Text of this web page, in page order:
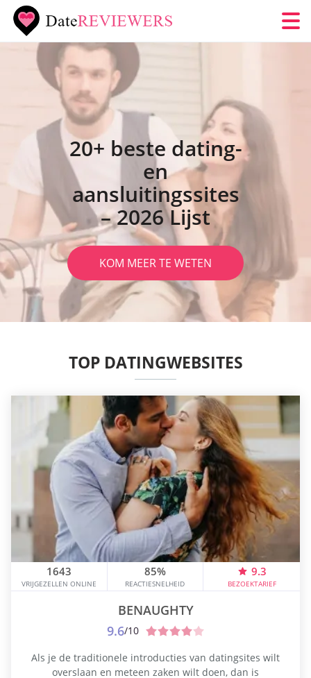
20+ beste dating-
en
aansluitingssites
– 2026 Lijst
KOM MEER TE WETEN
TOP DATINGWEBSITES
1643
VRIJGEZELLEN ONLINE
85%
REACTIESNELHEID
9.3
BEZOEKTARIEF
BENAUGHTY
9.6/10
Als je de traditionele introducties van datingsites wilt
overslaan en meteen zaken wilt doen, dan is